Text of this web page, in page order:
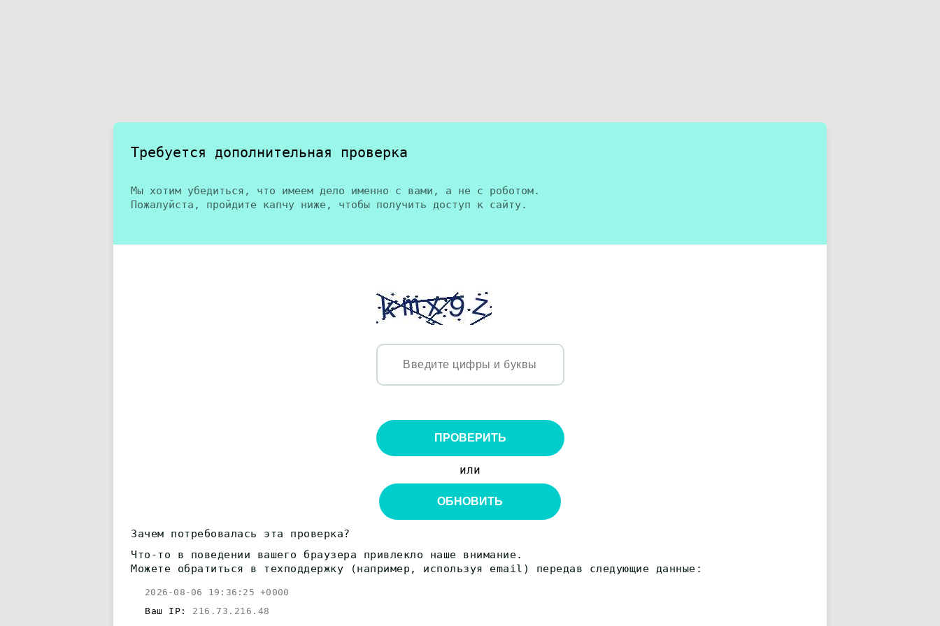
Требуется дополнительная проверка
Мы хотим убедиться, что имеем дело именно с вами, а не с роботом.
Пожалуйста, пройдите капчу ниже, чтобы получить доступ к сайту.
ПРОВЕРИТЬ
или
ОБНОВИТЬ
Зачем потребовалась эта проверка?
Что-то в поведении вашего браузера привлекло наше внимание.
Можете обратиться в техподдержку (например, используя email) передав следующие данные:
2026-08-06 19:36:25 +0000
Ваш IP: 216.73.216.48